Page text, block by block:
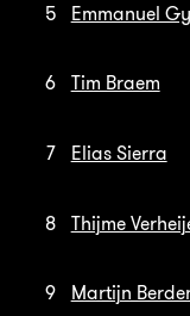
5 Emmanuel
6 Tim Braem
7 Elias Sierra
8 Thijme
9 Martijn